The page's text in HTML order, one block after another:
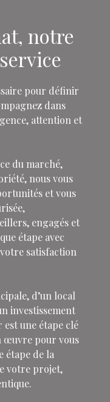
notre
pour définir
dans
attention et
du marché,
nous vous
et vous
engagés et
étape avec
satisfaction
d’un local
investissement
une étape clé
œuvre pour vous
étape de la
votre projet,